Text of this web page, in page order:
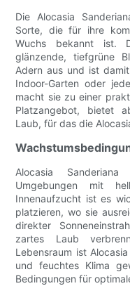
Die Alocasia
Sorte, die für ihre
Wuchs bekannt ist.
glänzende, tiefgrüne
Adern aus und ist
Indoor-Garten oder
macht sie zu einer
Platzangebot, bietet
Laub, für das die
Alocasia
Umgebungen mit
Innenaufzucht ist es
platzieren, wo sie
direkter
zartes Laub
Lebensraum ist
und feuchtes Klima
Bedingungen für